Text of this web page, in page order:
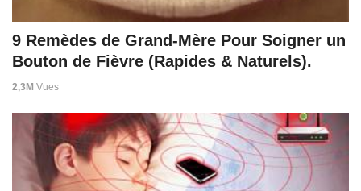
9 Remèdes de Grand-Mère Pour Soigner un
Bouton de Fièvre (Rapides & Naturels).
2,3M Vues